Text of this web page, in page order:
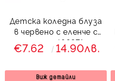
Детска коледна блуза
в червено с еленче с
шалче 469371
€7.62 14.90лв.
Виж детайли